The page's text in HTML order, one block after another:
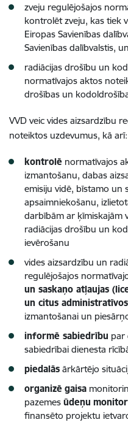
zveju regulējošajos
kontrolēt zveju, kas tiek
Eiropas Savienības
Savienības dalībvalstis,
radiācijas drošību un
normatīvajos aktos
drošības un
VVD veic vides aizsardzību
noteiktos uzdevumus, kā arī:
kontrolē normatīvajos
izmantošanu, dabas
emisiju vidē, bīstamo un
apsaimniekošanu,
darbībām ar ķīmiskajām
radiācijas drošību un
ievērošanu
vides aizsardzību un
regulējošajos
un saskaņo atļaujas
un citus
izmantošanai un
informē sabiedrību par
sabiedrībai dienesta
piedalās ārkārtējo
organizē gaisa
pazemes ūdeņu
finansēto projektu